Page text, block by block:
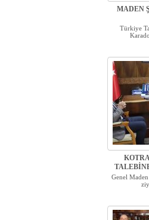
MADEN
Türkiye
Genel